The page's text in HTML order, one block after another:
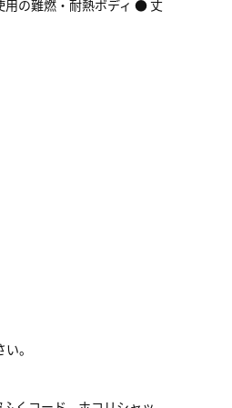
の難燃・耐熱ボディ ● 丈
。